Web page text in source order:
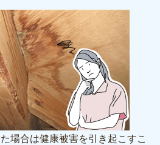
場合は健康被害を引き起こすこ